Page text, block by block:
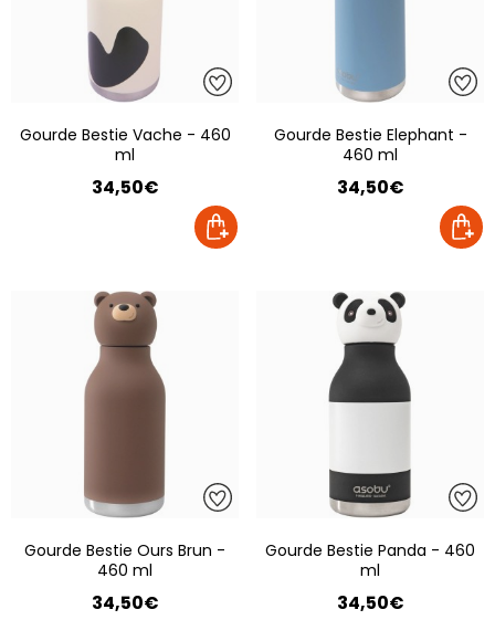
Gourde Bestie Vache - 460
ml
34,50€
Gourde Bestie Elephant -
460 ml
34,50€
Gourde Bestie Ours Brun -
460 ml
34,50€
Gourde Bestie Panda - 460
ml
34,50€